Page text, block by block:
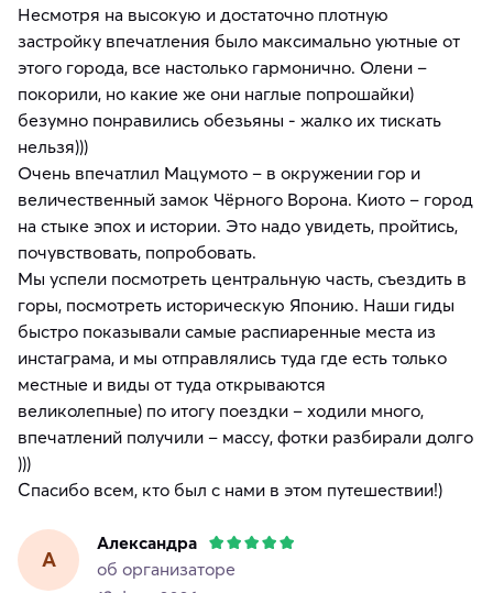
Несмотря на высокую и достаточно плотную
застройку впечатления было максимально уютные от
этого города, все настолько гармонично. Олени –
покорили, но какие же они наглые попрошайки)
безумно понравились обезьяны - жалко их тискать
нельзя)))
Очень впечатлил Мацумото – в окружении гор и
величественный замок Чёрного Ворона. Киото – город
на стыке эпох и истории. Это надо увидеть, пройтись,
почувствовать, попробовать.
Мы успели посмотреть центральную часть, съездить в
горы, посмотреть историческую Японию. Наши гиды
быстро показывали самые распиаренные места из
инстаграма, и мы отправлялись туда где есть только
местные и виды от туда открываются
великолепные) по итогу поездки – ходили много,
впечатлений получили – массу, фотки разбирали долго
)))
Спасибо всем, кто был с нами в этом путешествии!)
А
Александра
об организаторе